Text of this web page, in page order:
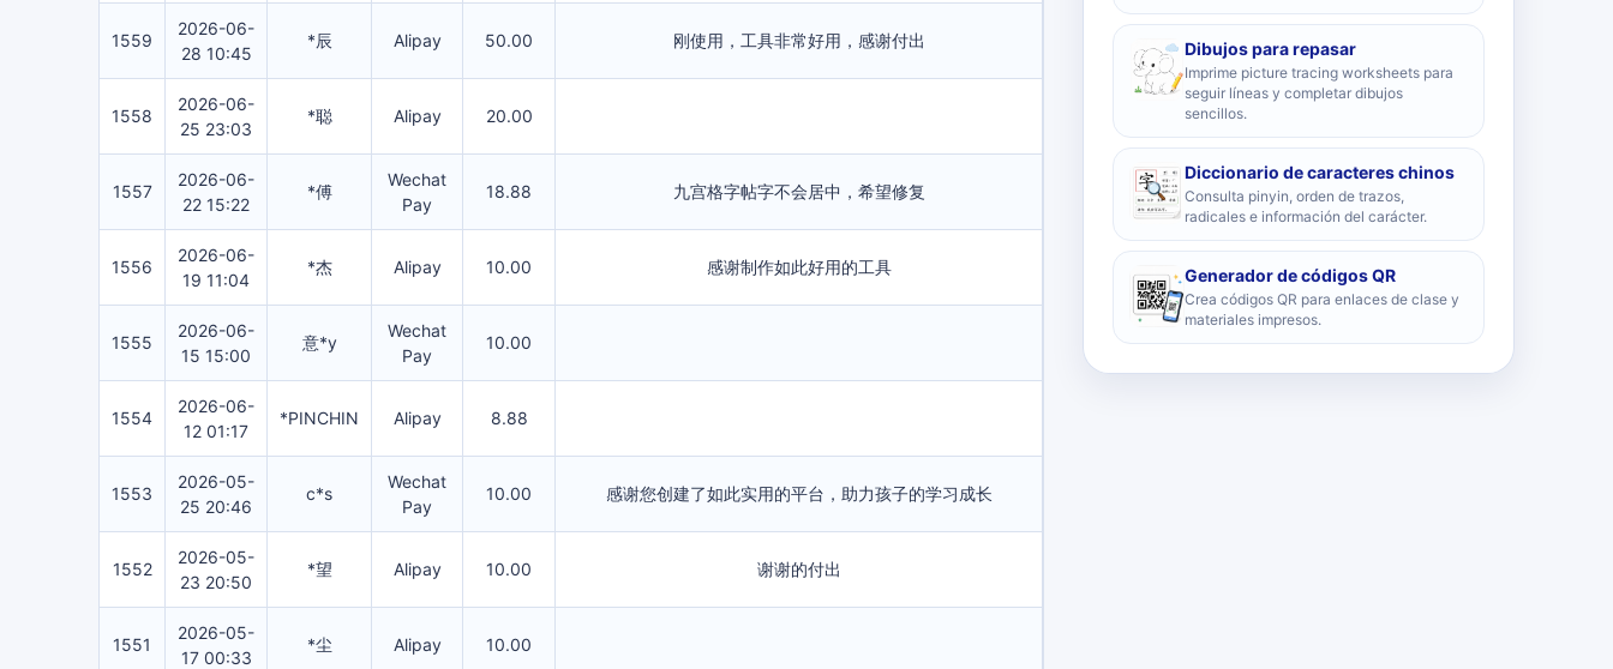
1559
2026-06-
28 10:45
*辰 Alipay 50.00 刚使用，工具非常好用，感谢付出
1558
2026-06-
25 23:03
*聪 Alipay 20.00
1557
2026-06-
22 15:22
*傅
Wechat
Pay
18.88 九宫格字帖字不会居中，希望修复
1556
2026-06-
19 11:04
*杰 Alipay 10.00 感谢制作如此好用的工具
1555
2026-06-
15 15:00
意*y
Wechat
Pay
10.00
1554
2026-06-
12 01:17
*PINCHIN Alipay 8.88
1553
2026-05-
25 20:46
c*s
Wechat
Pay
10.00 感谢您创建了如此实用的平台，助力孩子的学习成长
1552
2026-05-
23 20:50
*望 Alipay 10.00 谢谢的付出
1551
2026-05-
17 00:33
*尘 Alipay 10.00
Dibujos para repasar
Imprime picture tracing worksheets para
seguir líneas y completar dibujos
sencillos.
Diccionario de caracteres chinos
Consulta pinyin, orden de trazos,
radicales e información del carácter.
Generador de códigos QR
Crea códigos QR para enlaces de clase y
materiales impresos.